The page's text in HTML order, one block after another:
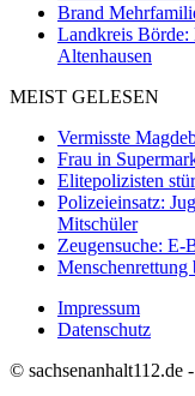
Brand
Landkreis Börde:
Altenhausen
MEIST GELESEN
Vermisste
Frau in
Elitepolizisten
Polizeieinsatz:
Mitschüler
Zeugensuche: E-
Impressum
Datenschutz
© sachsenanhalt112.de